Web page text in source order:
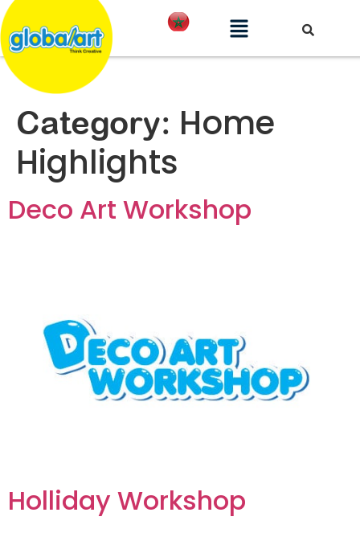
Category: Home
Highlights
Deco Art Workshop
Holliday Workshop